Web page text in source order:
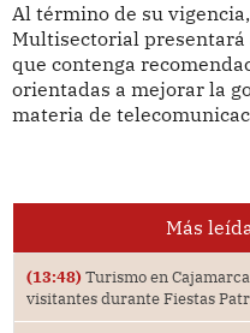
Al término de su
Multisectorial
que contenga
orientadas a mejorar la
materia de
Más
(13:48) Turismo en
visitantes durante Fiestas